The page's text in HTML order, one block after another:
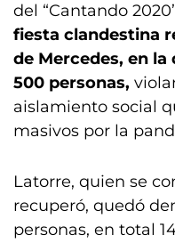
del “Cantando
fiesta clandestina
de Mercedes, en
500 personas,
aislamiento social
masivos por la
Latorre, quien se
recuperó, quedó
personas, en total